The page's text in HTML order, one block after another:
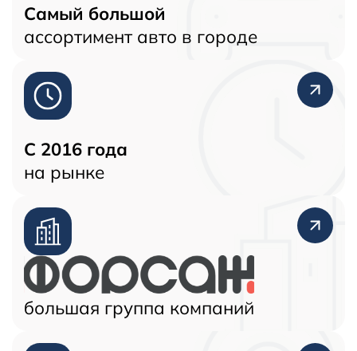
Самый большой
ассортимент авто в городе
C 2016 года
на рынке
большая группа компаний